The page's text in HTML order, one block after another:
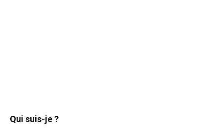
Qui suis-je ?